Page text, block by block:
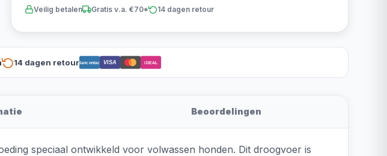
Veilig betalen Gratis v.a. €70* 14 dagen retour
14 dagen retourBancontact VISA iDEAL
Beoordelingen
speciaal ontwikkeld voor volwassen honden. Dit droogvoer is